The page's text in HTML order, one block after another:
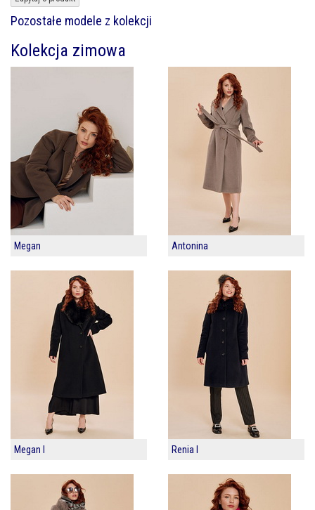
Pozostałe modele z kolekcji
Kolekcja zimowa
Megan Antonina
Megan I Renia I